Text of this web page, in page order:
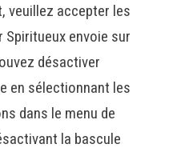
veuillez accepter les
Spiritueux envoie sur
désactiver
en sélectionnant les
dans le menu de
la bascule